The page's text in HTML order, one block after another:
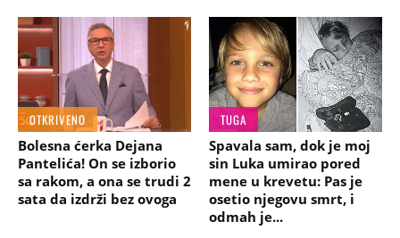
OTKRIVENO
Bolesna ćerka Dejana
Pantelića! On se izborio
sa rakom, a ona se trudi 2
sata da izdrži bez ovoga
TUGA
Spavala sam, dok je moj
sin Luka umirao pored
mene u krevetu: Pas je
osetio njegovu smrt, i
odmah je...